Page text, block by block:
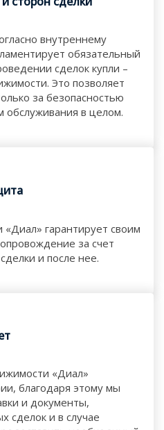
внутреннему
обязательный
сделок купли –
Это позволяет
за безопасностью
обслуживания в целом.
гарантирует своим
за счет
и после нее.
«Диал»
благодаря этому мы
и документы,
сделок и в случае